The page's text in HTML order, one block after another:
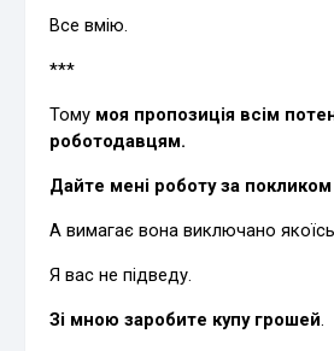
Все вмію.
***
Тому моя пропозиція всім
роботодавцям.
Дайте мені роботу за покликом
А вимагає вона виключано якоїсь
Я вас не підведу.
Зі мною заробите купу грошей.